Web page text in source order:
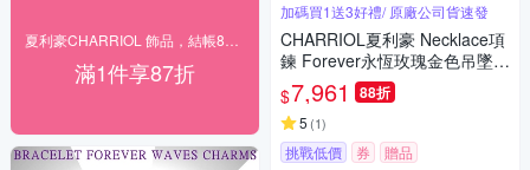
滿1件享87折
加碼買1送3好禮/ 原廠公司貨速發
CHARRIOL夏利豪 Necklace項
鍊 Forever永恆玫瑰金色吊墜4
鋼索款 C6(08-102-1139-8)
$7,961 88折
5 (1)
挑戰低價 券 贈品